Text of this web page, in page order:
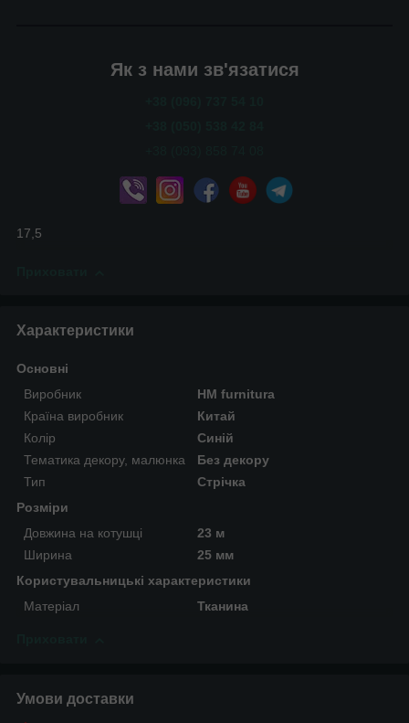
Як з нами зв'язатися
17,5
Характеристики
Основні
Виробник
HM furnitura
Країна виробник
Китай
Колір
Синій
Тематика декору, малюнка
Без декору
Тип
Стрічка
Розміри
Довжина на котушці
23 м
Ширина
25 мм
Користувальницькі характеристики
Матеріал
Тканина
Умови доставки